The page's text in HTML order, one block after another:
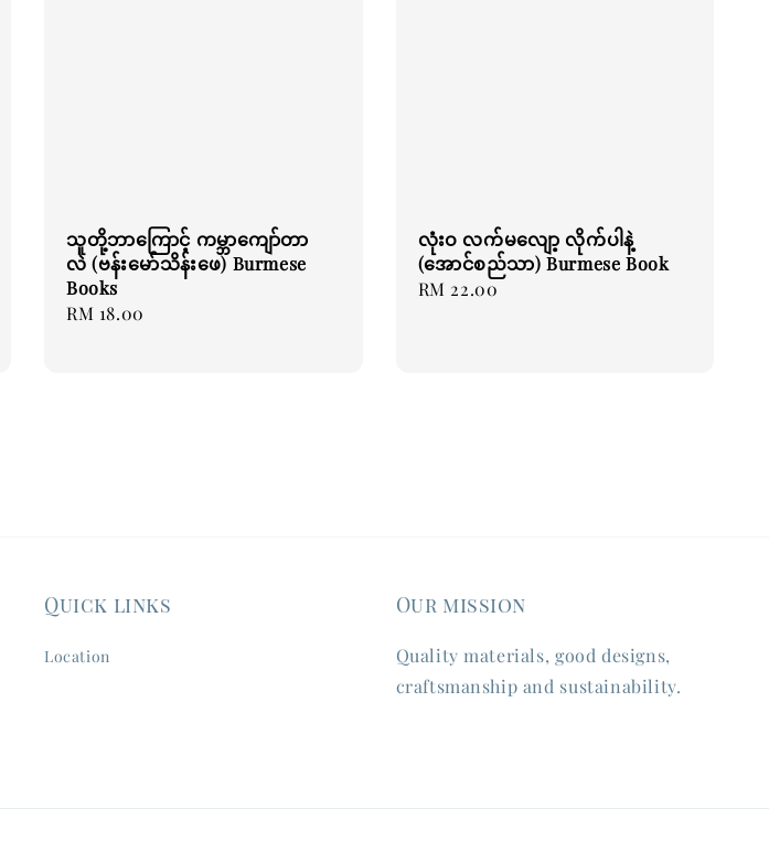
သူတို့ဘာကြောင့် ကမ္ဘာကျော်တာ
လဲ (ဗန်းမော်သိန်းဖေ) Burmese
Books
Regular
RM 18.00
လုံးဝ လက်မလျော့ လိုက်ပါနဲ့
(အောင်စည်သာ) Burmese Book
Regular
RM 22.00
Quick links
Location
Our mission
Quality materials, good designs,
craftsmanship and sustainability.